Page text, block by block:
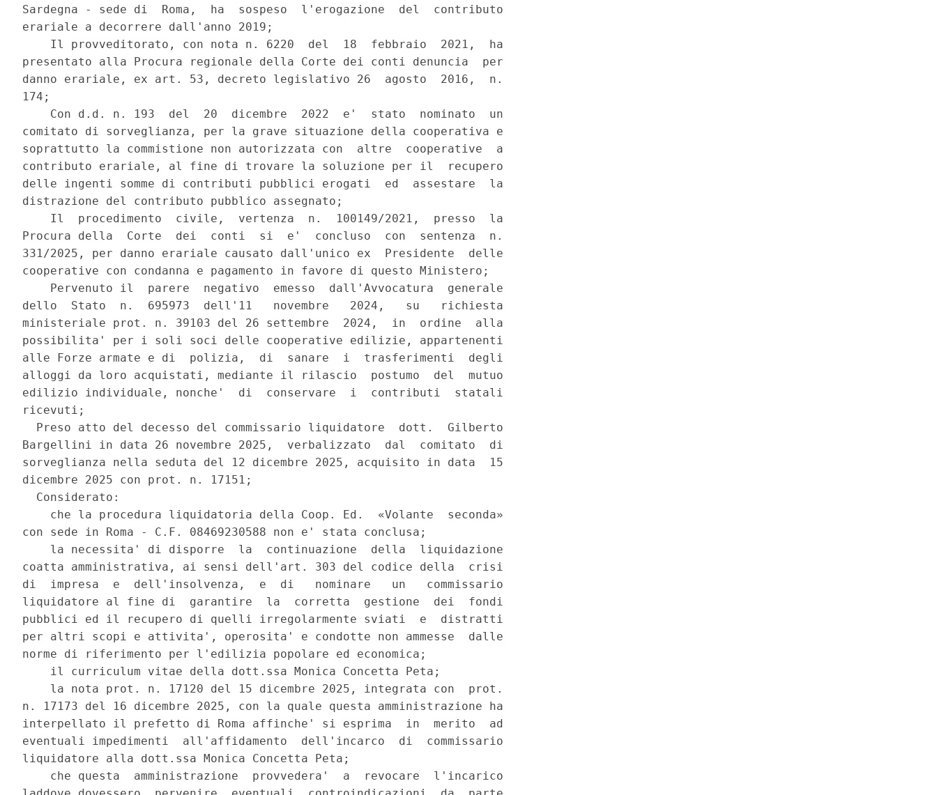
Sardegna - sede di  Roma,  ha  sospeso  l'erogazione  del  contributo
erariale a decorrere dall'anno 2019;
    Il provveditorato, con nota n. 6220  del  18  febbraio  2021,  ha
presentato alla Procura regionale della Corte dei conti denuncia  per
danno erariale, ex art. 53, decreto legislativo 26  agosto  2016,  n.
174;
    Con d.d. n. 193  del  20  dicembre  2022  e'  stato  nominato  un
comitato di sorveglianza, per la grave situazione della cooperativa e
soprattutto la commistione non autorizzata con  altre  cooperative  a
contributo erariale, al fine di trovare la soluzione per il  recupero
delle ingenti somme di contributi pubblici erogati  ed  assestare  la
distrazione del contributo pubblico assegnato;
    Il  procedimento  civile,  vertenza  n.  100149/2021,  presso  la
Procura della  Corte  dei  conti  si  e'  concluso  con  sentenza  n.
331/2025, per danno erariale causato dall'unico ex  Presidente  delle
cooperative con condanna e pagamento in favore di questo Ministero;
    Pervenuto il  parere  negativo  emesso  dall'Avvocatura  generale
dello  Stato  n.  695973  dell'11   novembre   2024,   su   richiesta
ministeriale prot. n. 39103 del 26 settembre  2024,  in  ordine  alla
possibilita' per i soli soci delle cooperative edilizie, appartenenti
alle Forze armate e di  polizia,  di  sanare  i  trasferimenti  degli
alloggi da loro acquistati, mediante il rilascio  postumo  del  mutuo
edilizio individuale, nonche'  di  conservare  i  contributi  statali
ricevuti;
  Preso atto del decesso del commissario liquidatore  dott.  Gilberto
Bargellini in data 26 novembre 2025,  verbalizzato  dal  comitato  di
sorveglianza nella seduta del 12 dicembre 2025, acquisito in data  15
dicembre 2025 con prot. n. 17151;
  Considerato:
    che la procedura liquidatoria della Coop. Ed.  «Volante  seconda»
con sede in Roma - C.F. 08469230588 non e' stata conclusa;
    la necessita' di disporre  la  continuazione  della  liquidazione
coatta amministrativa, ai sensi dell'art. 303 del codice della  crisi
di  impresa  e  dell'insolvenza,  e  di   nominare   un   commissario
liquidatore al fine di  garantire  la  corretta  gestione  dei  fondi
pubblici ed il recupero di quelli irregolarmente sviati  e  distratti
per altri scopi e attivita', operosita' e condotte non ammesse  dalle
norme di riferimento per l'edilizia popolare ed economica;
    il curriculum vitae della dott.ssa Monica Concetta Peta;
    la nota prot. n. 17120 del 15 dicembre 2025, integrata con  prot.
n. 17173 del 16 dicembre 2025, con la quale questa amministrazione ha
interpellato il prefetto di Roma affinche' si esprima  in  merito  ad
eventuali impedimenti  all'affidamento  dell'incarco  di  commissario
liquidatore alla dott.ssa Monica Concetta Peta;
    che questa  amministrazione  provvedera'  a  revocare  l'incarico